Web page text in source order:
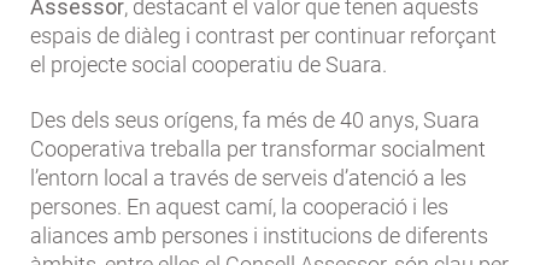
Assessor, destacant el valor que tenen aquests
espais de diàleg i contrast per continuar reforçant
el projecte social cooperatiu de Suara.
Des dels seus orígens, fa més de 40 anys, Suara
Cooperativa treballa per transformar socialment
l’entorn local a través de serveis d’atenció a les
persones. En aquest camí, la cooperació i les
aliances amb persones i institucions de diferents